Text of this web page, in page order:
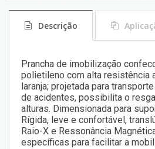
Descrição
Prancha de imobilização
polietileno com alta resistência
laranja; projetada para
de acidentes, possibilita o
alturas. Dimensionada para
Rígida, leve e confortável,
Raio-X e Ressonância
específicas para facilitar a